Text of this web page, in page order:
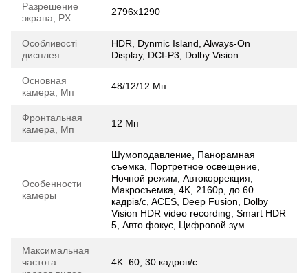
Разрешение
экрана, PX
2796x1290
Особливості
дисплея:
HDR, Dynmic Island, Always-On
Display, DCI-P3, Dolby Vision
Основная
камера, Мп
48/12/12 Mп
Фронтальная
камера, Мп
12 Мп
Особенности
камеры
Шумоподавление, Панорамная
съемка, Портретное освещение,
Ночной режим, Автокоррекция,
Макросъемка, 4K, 2160p, до 60
кадрів/c, ACES, Deep Fusion, Dolby
Vision HDR video recording, Smart HDR
5, Авто фокус, Цифровой зум
Максимальная
частота
4K: 60, 30 кадров/с